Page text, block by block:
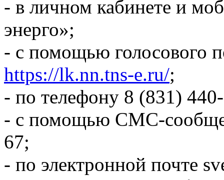
- в личном кабинете и
энерго»;
- с помощью голосового
https://lk.nn.tns-e.ru/;
- по телефону 8 (831)
- с помощью СМС-
67;
- по электронной почте